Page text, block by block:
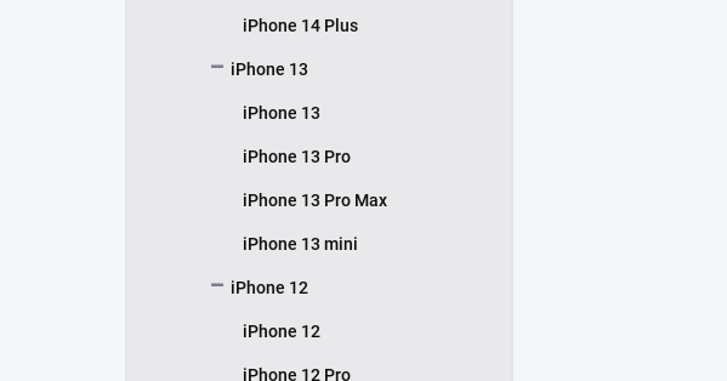
iPhone 14 Plus
iPhone 13
iPhone 13
iPhone 13 Pro
iPhone 13 Pro Max
iPhone 13 mini
iPhone 12
iPhone 12
iPhone 12 Pro